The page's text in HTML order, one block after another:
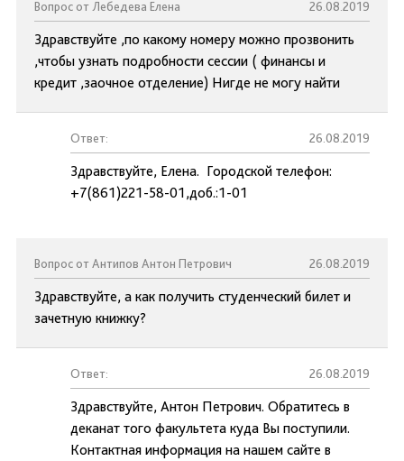
Вопрос от Лебедева Елена 26.08.2019
Здравствуйте ,по какому номеру можно прозвонить
,чтобы узнать подробности сессии ( финансы и
кредит ,заочное отделение) Нигде не могу найти
Ответ: 26.08.2019
Здравствуйте, Елена. Городской телефон:
+7(861)221-58-01,доб.:1-01
Вопрос от Антипов Антон Петрович 26.08.2019
Здравствуйте, а как получить студенческий билет и
зачетную книжку?
Ответ: 26.08.2019
Здравствуйте, Антон Петрович. Обратитесь в
деканат того факультета куда Вы поступили.
Контактная информация на нашем сайте в